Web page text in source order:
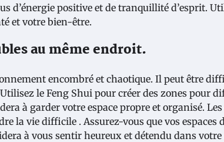
d’énergie positive et de tranquillité d’esprit.
et votre bien-être.
au même endroit.
encombré et chaotique. Il peut être
le Feng Shui pour créer des zones pour
à garder votre espace propre et organisé. Les
la vie difficile . Assurez-vous que vos espaces
à vous sentir heureux et détendu dans